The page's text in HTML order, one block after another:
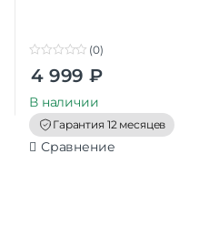
o
t
o
f
5
(0)
4 999 ₽
В наличии
Гарантия 12 месяцев
Сравнение